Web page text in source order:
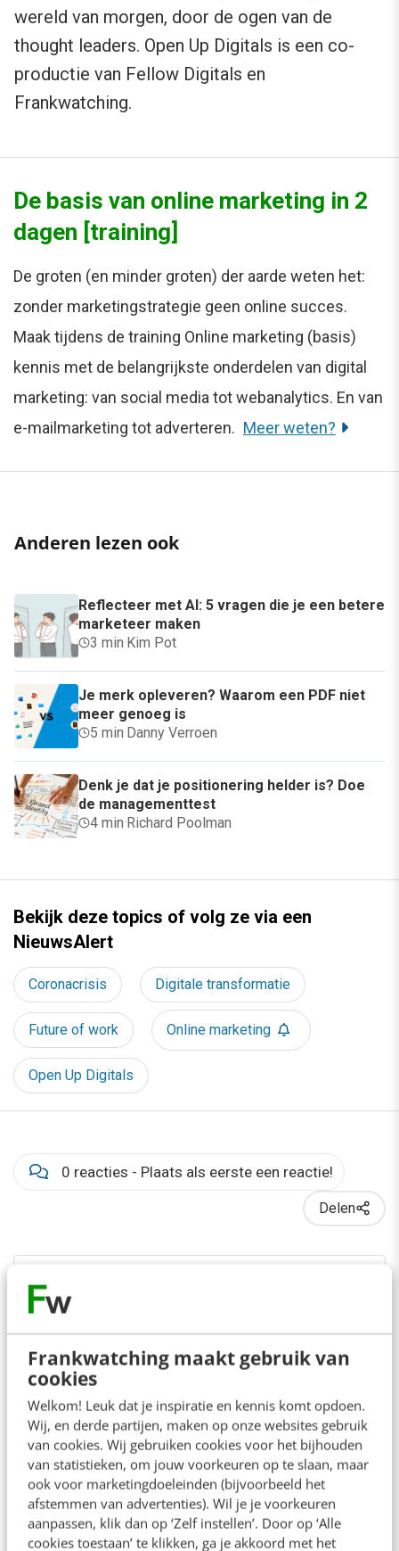
Frankwatching maakt gebruik van
cookies
Welkom! Leuk dat je inspiratie en kennis komt opdoen.
Wij, en derde partijen, maken op onze websites gebruik
van cookies. Wij gebruiken cookies voor het bijhouden
van statistieken, om jouw voorkeuren op te slaan, maar
ook voor marketingdoeleinden (bijvoorbeeld het
afstemmen van advertenties). Wil je je voorkeuren
aanpassen, klik dan op ‘Zelf instellen’. Door op ‘Alle
cookies toestaan’ te klikken, ga je akkoord met het
wereld van morgen, door de ogen van de
thought leaders. Open Up Digitals is een co-
productie van Fellow Digitals en
Frankwatching.
De basis van online marketing in 2
dagen [training]
De groten (en minder groten) der aarde weten het:
zonder marketingstrategie geen online succes.
Maak tijdens de training Online marketing (basis)
kennis met de belangrijkste onderdelen van digital
marketing: van social media tot webanalytics. En van
e-mailmarketing tot adverteren. Meer weten?
Anderen lezen ook
Reflecteer met AI: 5 vragen die je een betere
marketeer maken
3 min·Kim Pot
Je merk opleveren? Waarom een PDF niet
meer genoeg is
5 min·Danny Verroen
Denk je dat je positionering helder is? Doe
de managementtest
4 min·Richard Poolman
Bekijk deze topics of volg ze via een
NieuwsAlert
Coronacrisis Digitale transformatie
Future of work Online marketing
Open Up Digitals
0 reacties - Plaats als eerste een reactie!
Delen
Over de auteurs
Hans KoekkoekvanFellow
Digitals
Hans Koekkoek is business
development manager bij Fellow
Digitals, de digital workplace expert
die sinds 1997 is uitgegroeid tot een
van de belangrijkste spelers op de
Nederlandse en Europese markt.